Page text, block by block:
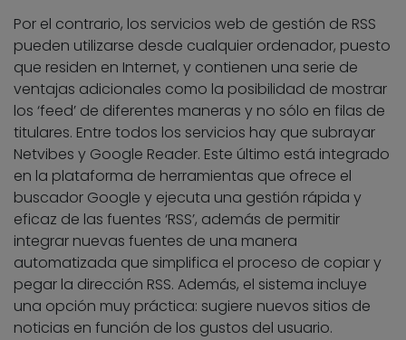
Por el contrario, los servicios web de gestión de RSS
pueden utilizarse desde cualquier ordenador, puesto
que residen en Internet, y contienen una serie de
ventajas adicionales como la posibilidad de mostrar
los ‘feed’ de diferentes maneras y no sólo en filas de
titulares. Entre todos los servicios hay que subrayar
Netvibes y Google Reader. Este último está integrado
en la plataforma de herramientas que ofrece el
buscador Google y ejecuta una gestión rápida y
eficaz de las fuentes ‘RSS’, además de permitir
integrar nuevas fuentes de una manera
automatizada que simplifica el proceso de copiar y
pegar la dirección RSS. Además, el sistema incluye
una opción muy práctica: sugiere nuevos sitios de
noticias en función de los gustos del usuario.